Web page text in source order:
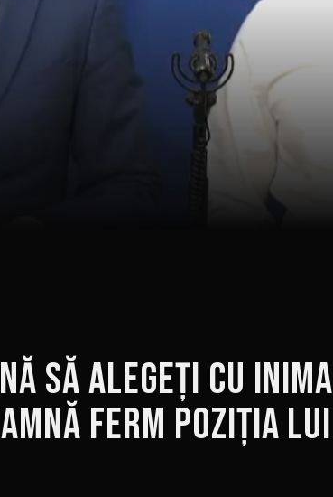
să alegeți cu inima
ferm poziția lui